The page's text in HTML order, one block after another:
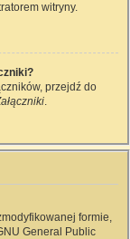
witryny.
przejdź do
.
formie,
General Public